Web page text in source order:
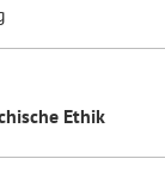
Ethik